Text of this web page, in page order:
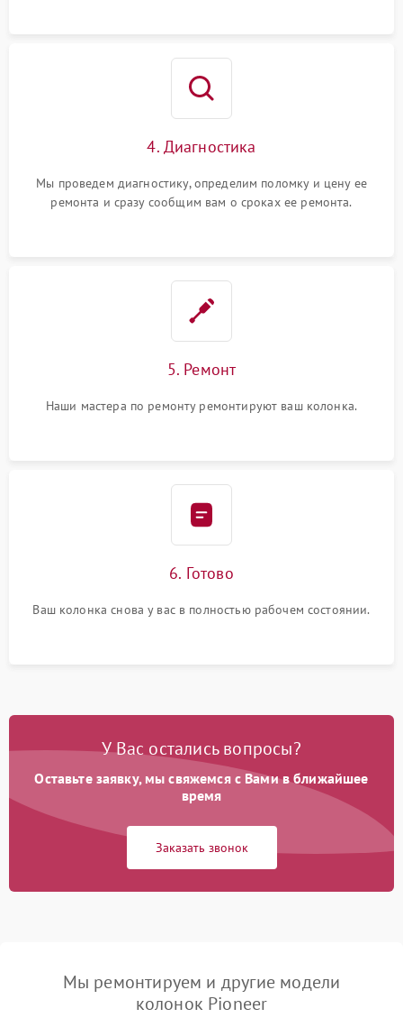
4. Диагностика
Мы проведем диагностику, определим поломку и цену ее
ремонта и сразу сообщим вам о сроках ее ремонта.
5. Ремонт
Наши мастера по ремонту ремонтируют ваш колонка.
6. Готово
Ваш колонка снова у вас в полностью рабочем состоянии.
У Вас остались вопросы?
Оставьте заявку, мы свяжемся с Вами в ближайшее
время
Заказать звонок
Мы ремонтируем и другие модели
колонок Pioneer